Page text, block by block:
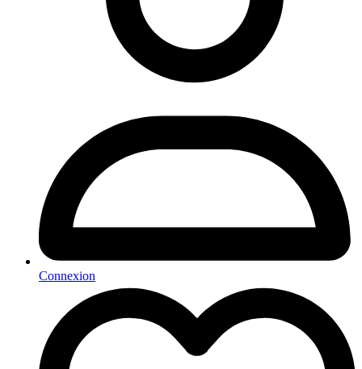
Connexion